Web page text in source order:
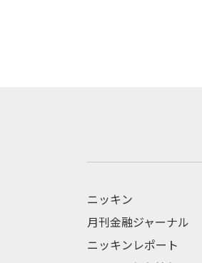
ニッキン
月刊金融ジャーナル
ニッキンレポート